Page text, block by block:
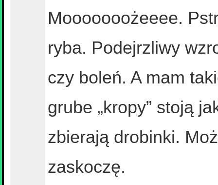
Mooooooożeeee.
ryba. Podejrzliwy
czy boleń. A mam
grube „kropy” stoją
zbierają drobinki.
zaskoczę.